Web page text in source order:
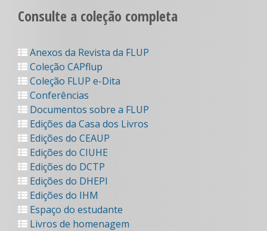
Consulte a coleção completa
Anexos da Revista da FLUP
Coleção CAPflup
Coleção FLUP e-Dita
Conferências
Documentos sobre a FLUP
Edições da Casa dos Livros
Edições do CEAUP
Edições do CIUHE
Edições do DCTP
Edições do DHEPI
Edições do IHM
Espaço do estudante
Livros de homenagem